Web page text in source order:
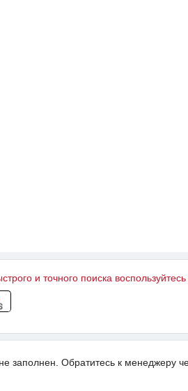
и точного поиска
заполнен. Обратитесь к менеджеру